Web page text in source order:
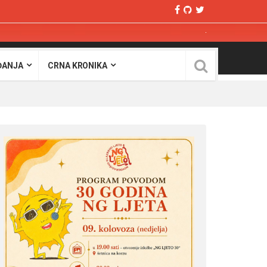
CRNA KRONIKA